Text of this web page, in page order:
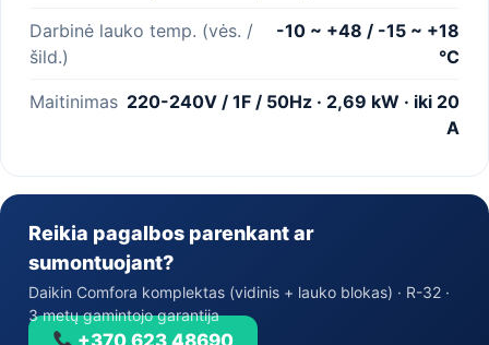
Darbinė lauko temp. (vės. /
šild.)
-10 ~ +48 / -15 ~ +18
°C
Maitinimas 220-240V / 1F / 50Hz · 2,69 kW · iki 20
A
Reikia pagalbos parenkant ar
sumontuojant?
Daikin Comfora komplektas (vidinis + lauko blokas) · R-32 ·
3 metų gamintojo garantija